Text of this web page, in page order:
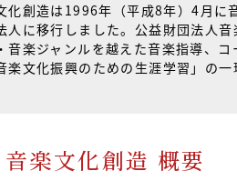
化創造は1996年（平成8年）4月に
人に移行しました。公益財団法人
音楽ジャンルを越えた音楽指導、
楽文化振興のための生涯学習」の
音楽文化創造 概要